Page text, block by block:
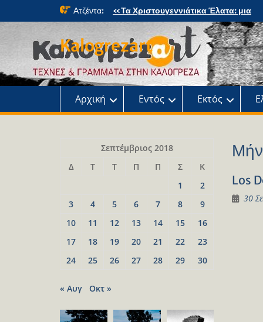
Ατζέντα:
«Τα Χριστουγεννιάτικα Έλατα: μια
μαγική περιπέτεια» στο κτήμα Φιξ
Η Χριστουγεννιάτικη συναυλία του
Ωδείου
Παρουσίαση του βιβλίου: Τα παιδιά
αλάνας
Παρουσίαση του βιβλίου «Τοντόρ,
τη Σαφράμπολη στην Καλογρέζα»
Kalogrezart
Αρχική Εντός Εκτός
Los
30
Σεπτέμβριος 2018
Δ
Τ Τ Π Π Σ
Κ
1
2
3
4 5 6 7 8
9
10
11 12 13 14 15
16
17
18 19 20 21 22
23
24
25 26 27 28 29 30
« Αυγ Οκτ »